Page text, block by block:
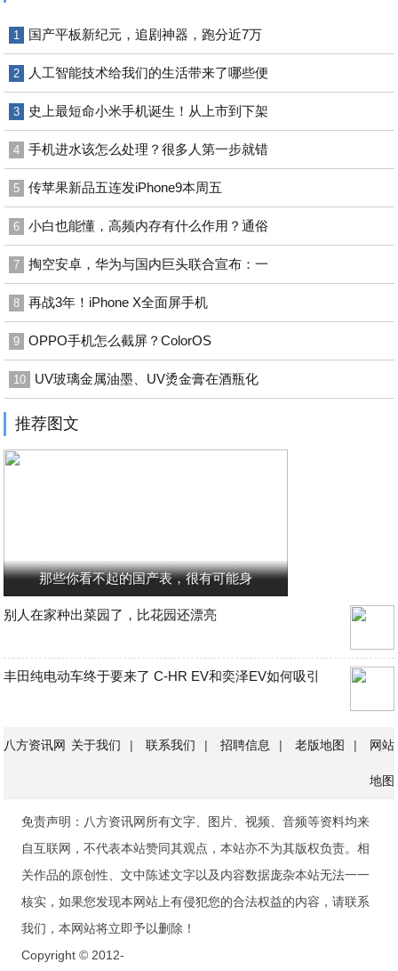
1 国产平板新纪元，追剧神器，跑分近7万
2 人工智能技术给我们的生活带来了哪些便
3 史上最短命小米手机诞生！从上市到下架
4 手机进水该怎么处理？很多人第一步就错
5 传苹果新品五连发iPhone9本周五
6 小白也能懂，高频内存有什么作用？通俗
7 掏空安卓，华为与国内巨头联合宣布：一
8 再战3年！iPhone X全面屏手机
9 OPPO手机怎么截屏？ColorOS
10 UV玻璃金属油墨、UV烫金膏在酒瓶化
推荐图文
那些你看不起的国产表，很有可能身
别人在家种出菜园了，比花园还漂亮
丰田纯电动车终于要来了 C-HR EV和奕泽EV如何吸引
八方资讯网 关于我们 | 联系我们 | 招聘信息 | 老版地图 | 网站
地图
免责声明：八方资讯网所有文字、图片、视频、音频等资料均来
自互联网，不代表本站赞同其观点，本站亦不为其版权负责。相
关作品的原创性、文中陈述文字以及内容数据庞杂本站无法一一
核实，如果您发现本网站上有侵犯您的合法权益的内容，请联系
我们，本网站将立即予以删除！
Copyright © 2012-